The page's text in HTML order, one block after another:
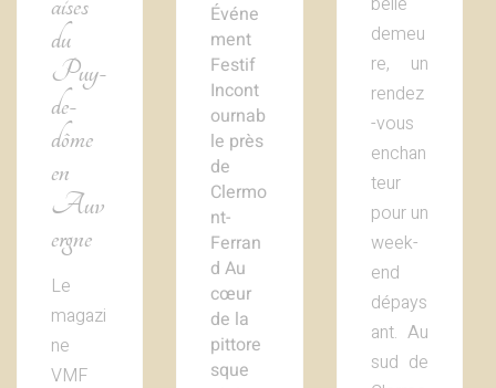
du
Puy-
de-
dôme
en
Auv
ergne
Le
magazi
ne
VMF
Événe
ment
Festif
Incont
ournab
le près
de
Clermo
nt-
Ferran
d Au
cœur
de la
pittore
sque
demeu
re, un
rendez
-vous
enchan
teur
pour un
week-
end
dépays
ant. Au
sud de